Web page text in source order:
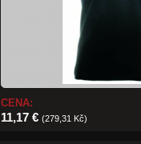
CENA:
11,17 € (279,31 Kč)